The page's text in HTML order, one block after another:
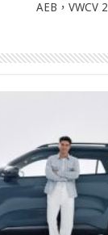
AEB，VWCV